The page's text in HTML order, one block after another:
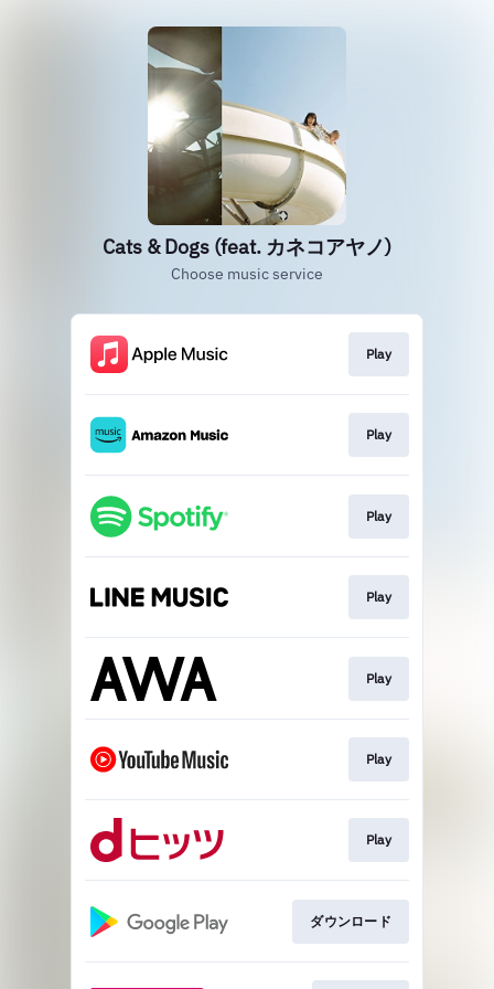
Cats & Dogs (feat. カネコアヤノ)
Choose music service
Play
Play
Play
Play
Play
Play
Play
ダウンロード